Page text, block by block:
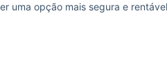
uma opção mais segura e